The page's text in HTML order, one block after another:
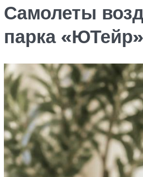
Самолеты
парка «ЮТейр»